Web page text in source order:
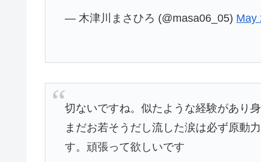
— 木津川まさひろ (@masa06_05) May
切ないですね。似たような経験があり
まだお若そうだし流した涙は必ず原動
す。頑張って欲しいです